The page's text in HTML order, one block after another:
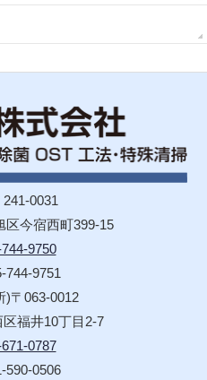
0031
区今宿西町399-15
9750
744-9751
)〒063-0012
福井10丁目2-7
0787
590-0506